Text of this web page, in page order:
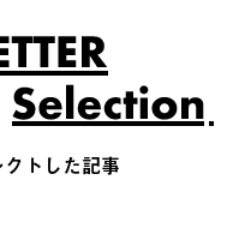
トした記事